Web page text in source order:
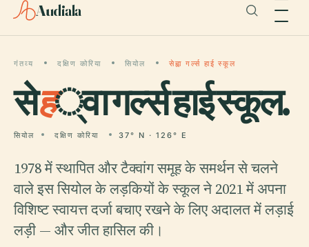
Audiala
गंतव्य दक्षिण कोरिया सियोल सेह्वा गर्ल्स हाई स्कूल
सेह्वा गर्ल्स हाई स्कूल.
सियोल दक्षिण कोरिया 37° N · 126° E
1978 में स्थापित और टैक्वांग समूह के समर्थन से चलने
वाले इस सियोल के लड़कियों के स्कूल ने 2021 में अपना
विशिष्ट स्वायत्त दर्जा बचाए रखने के लिए अदालत में लड़ाई
लड़ी — और जीत हासिल की।